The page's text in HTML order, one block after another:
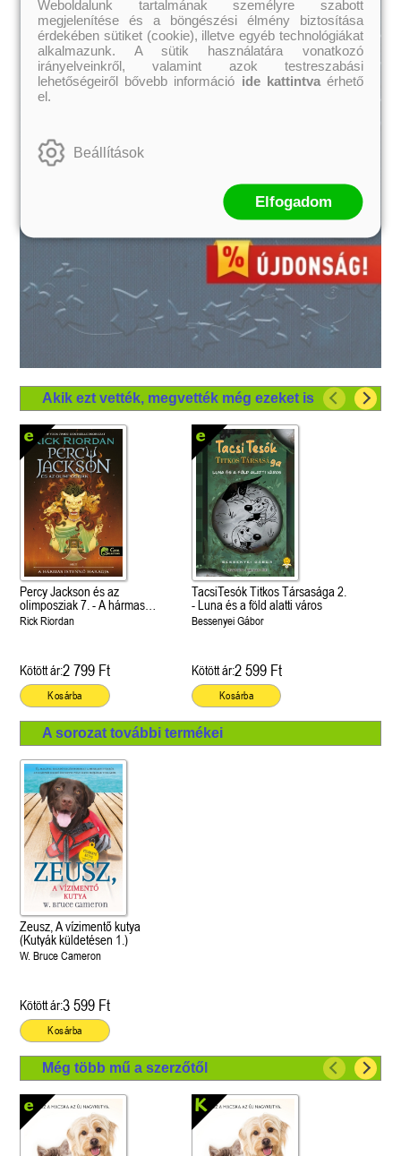
Akik ezt vették, megvették még ezeket is
Percy Jackson és az
olimposziak 7. - A hármas
istennő haragja
Rick Riordan
Kötött ár:2 799 Ft
Kosárba
TacsiTesók Titkos Társasága 2.
- Luna és a föld alatti város
Bessenyei Gábor
Kötött ár:2 599 Ft
Kosárba
A sorozat további termékei
Zeusz, A vízimentő kutya
(Kutyák küldetésen 1.)
W. Bruce Cameron
Kötött ár:3 599 Ft
Kosárba
Még több mű a szerzőtől
Weboldalunk tartalmának személyre szabott
megjelenítése és a böngészési élmény biztosítása
érdekében sütiket (cookie), illetve egyéb technológiákat
alkalmazunk. A sütik használatára vonatkozó
irányelveinkről, valamint azok testreszabási
lehetőségeiről bővebb információ ide kattintvaérhető
el.
Beállítások
Elfogadom